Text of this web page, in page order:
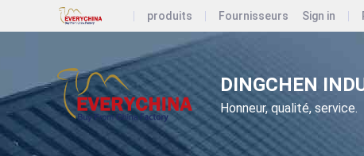
produits Fournisseurs Sign in
DINGCHEN
Honneur, qualité, service.